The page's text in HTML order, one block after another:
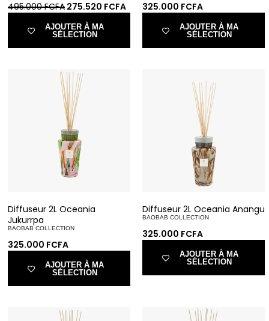
495.000FCFA 275.520 FCFA
AJOUTER À MA
SÉLECTION
325.000 FCFA
AJOUTER À MA
SÉLECTION
Diffuseur 2L Oceania
Jukurrpa
BAOBAB COLLECTION
325.000 FCFA
AJOUTER À MA
SÉLECTION
Diffuseur 2L Oceania Anangu
BAOBAB COLLECTION
325.000 FCFA
AJOUTER À MA
SÉLECTION